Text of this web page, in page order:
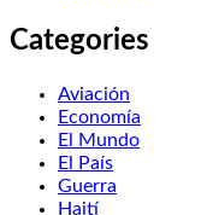
Categories
Aviación
Economía
El Mundo
El País
Guerra
Haití